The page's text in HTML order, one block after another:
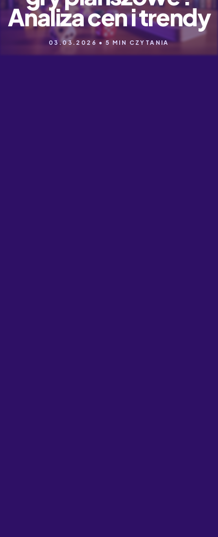
Analiza cen i trendy
03.03.2026 • 5 MIN CZYTANIA